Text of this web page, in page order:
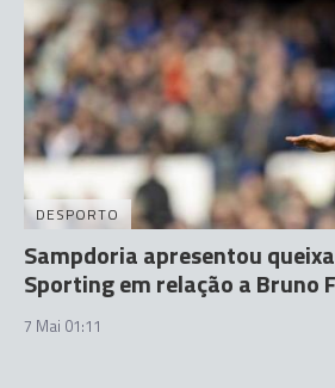
DESPORTO
Sampdoria apresentou
Sporting em relação a Bruno
7 Mai 01:11